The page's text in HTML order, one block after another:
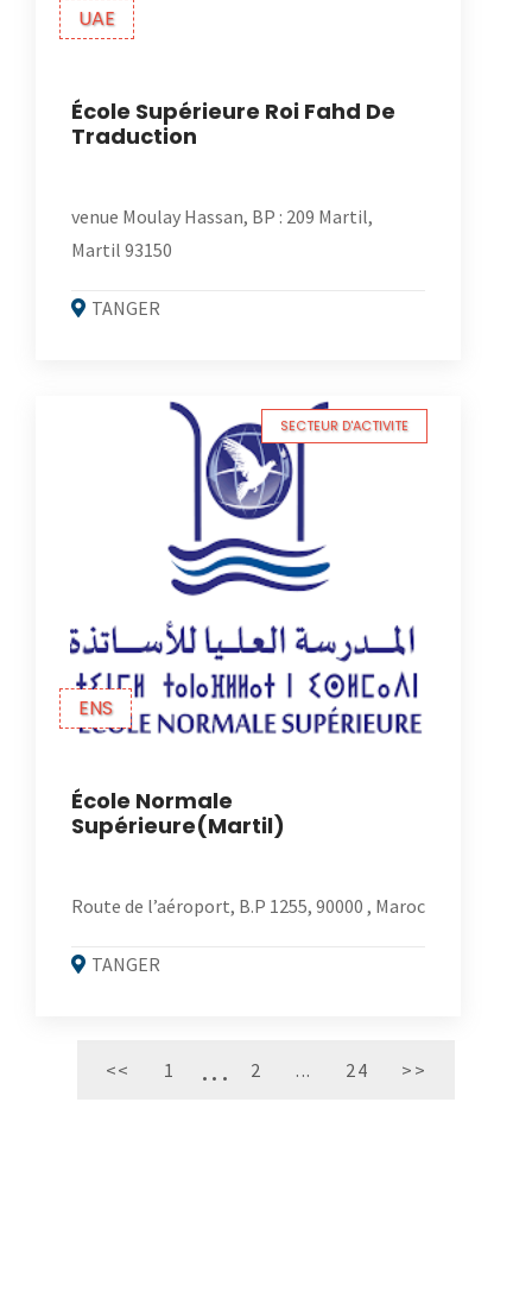
UAE
École Supérieure Roi Fahd De
Traduction
venue Moulay Hassan, BP : 209 Martil,
Martil 93150
TANGER
ENS
SECTEUR D'ACTIVITE
École Normale
Supérieure(Martil)
Route de l’aéroport, B.P 1255, 90000 , Maroc
TANGER
<< 1 2 ... 24 >>